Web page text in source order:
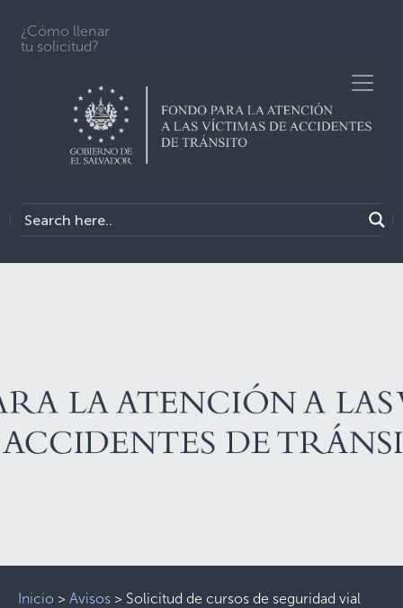
¿Cómo llenar
tu solicitud?
Inicio > Avisos > Solicitud de cursos de seguridad vial